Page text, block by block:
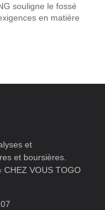
souligne le fossé
en matière
et
et boursières.
CHEZ VOUS TOGO